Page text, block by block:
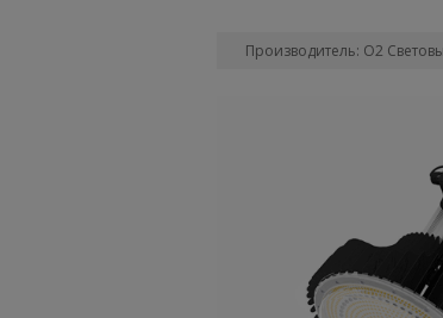
Производитель: О2